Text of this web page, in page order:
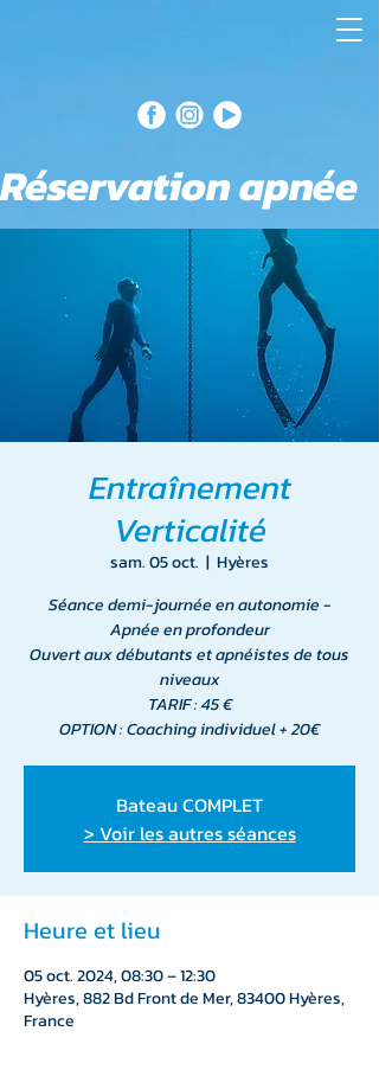
Réservation apnée
Entraînement
Verticalité
sam. 05 oct.
  |
Hyères
Séance demi-journée en autonomie -
Apnée en profondeur
Ouvert aux débutants et apnéistes de tous
niveaux
TARIF : 45 €
OPTION : Coaching individuel + 20€
Bateau COMPLET
> Voir les autres séances
Heure et lieu
05 oct. 2024, 08:30 – 12:30
Hyères, 882 Bd Front de Mer, 83400 Hyères,
France